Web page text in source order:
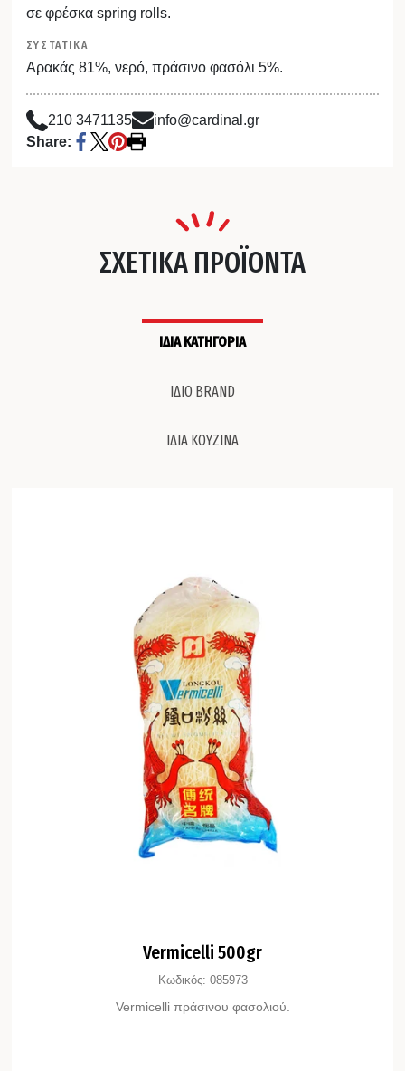
σε φρέσκα spring rolls.
ΣΥΣΤΑΤΙΚΑ
Αρακάς 81%, νερό, πράσινο φασόλι 5%.
210 3471135
info@cardinal.gr
Share:
ΣΧΕΤΙΚΑ ΠΡΟΪΟΝΤΑ
ΙΔΙΑ ΚΑΤΗΓΟΡΙΑ
ΙΔΙΟ BRAND
ΙΔΙΑ ΚΟΥΖΙΝΑ
Vermicelli 500gr
Κωδικός: 085973
Vermicelli πράσινου φασολιού.